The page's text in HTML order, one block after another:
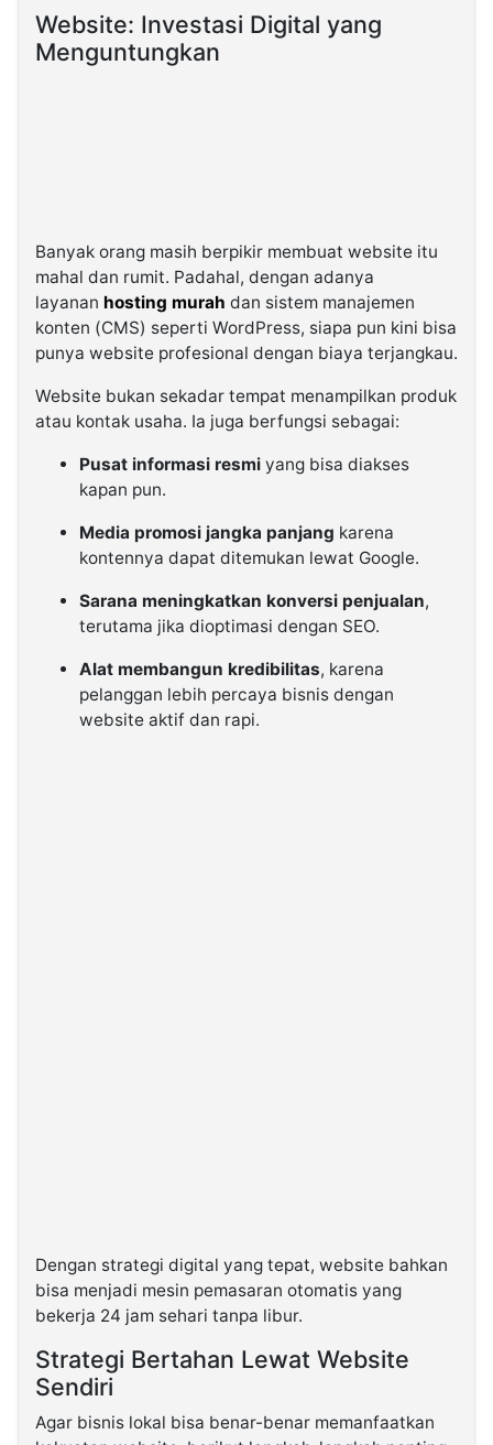
Website: Investasi Digital yang
Menguntungkan
Banyak orang masih berpikir membuat website itu
mahal dan rumit. Padahal, dengan adanya
layanan hosting murah dan sistem manajemen
konten (CMS) seperti WordPress, siapa pun kini bisa
punya website profesional dengan biaya terjangkau.
Website bukan sekadar tempat menampilkan produk
atau kontak usaha. Ia juga berfungsi sebagai:
Pusat informasi resmi yang bisa diakses
kapan pun.
Media promosi jangka panjang karena
kontennya dapat ditemukan lewat Google.
Sarana meningkatkan konversi penjualan,
terutama jika dioptimasi dengan SEO.
Alat membangun kredibilitas, karena
pelanggan lebih percaya bisnis dengan
website aktif dan rapi.
Dengan strategi digital yang tepat, website bahkan
bisa menjadi mesin pemasaran otomatis yang
bekerja 24 jam sehari tanpa libur.
Strategi Bertahan Lewat Website
Sendiri
Agar bisnis lokal bisa benar-benar memanfaatkan